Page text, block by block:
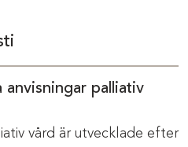
anvisningar palliativ
vård är utvecklade efter